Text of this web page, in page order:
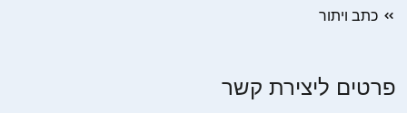
כתב ויתור
פרטים ליצירת קשר